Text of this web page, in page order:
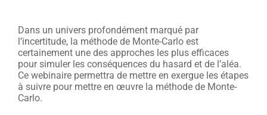
Dans un univers profondément marqué par
l’incertitude, la méthode de Monte-Carlo est
certainement une des approches les plus efficaces
pour simuler les conséquences du hasard et de l’aléa.
Ce webinaire permettra de mettre en exergue les étapes
à suivre pour mettre en œuvre la méthode de Monte-
Carlo.